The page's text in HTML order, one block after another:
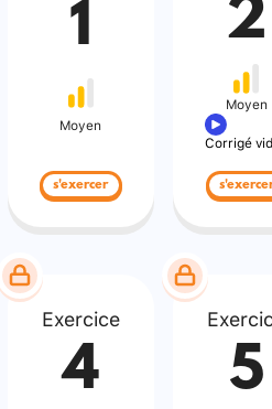
1
Moyen
s'exercer
2
Moyen
Corrigé
Exercice
4 5